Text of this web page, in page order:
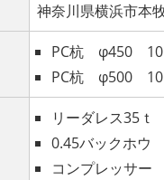
神奈川県横浜市本
PC杭 φ450
PC杭 φ500
リーダレス35ｔ
0.45バックホウ
コンプレッサー